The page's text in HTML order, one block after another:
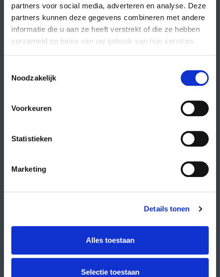
partners voor social media, adverteren en analyse. Deze
partners kunnen deze gegevens combineren met andere
informatie die u aan ze heeft verstrekt of die ze hebben
verzameld op basis van uw gebruik van hun services.
Noodzakelijk
Voorkeuren
Statistieken
Marketing
Details tonen
Alles toestaan
Selectie toestaan
Volg CREA ookop:
direct naar
cursussen
studentenkantoren
CREA café
wat doet CREA?
publiciteit